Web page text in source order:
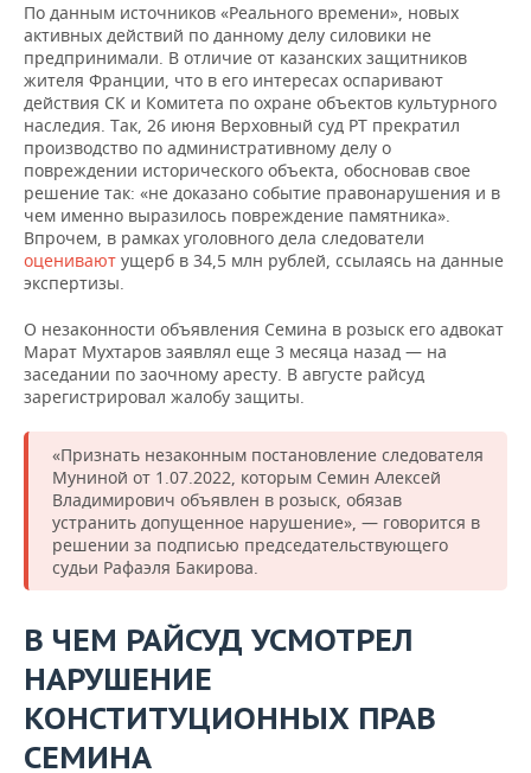
По данным источников «Реального времени», новых
активных действий по данному делу силовики не
предпринимали. В отличие от казанских защитников
жителя Франции, что в его интересах оспаривают
действия СК и Комитета по охране объектов культурного
наследия. Так, 26 июня Верховный суд РТ прекратил
производство по административному делу о
повреждении исторического объекта, обосновав свое
решение так: «не доказано событие правонарушения и в
чем именно выразилось повреждение памятника».
Впрочем, в рамках уголовного дела следователи
оценивают ущерб в 34,5 млн рублей, ссылаясь на данные
экспертизы.
О незаконности объявления Семина в розыск его адвокат
Марат Мухтаров заявлял еще 3 месяца назад — на
заседании по заочному аресту. В августе райсуд
зарегистрировал жалобу защиты.
«Признать незаконным постановление следователя
Муниной от 1.07.2022, которым Семин Алексей
Владимирович объявлен в розыск, обязав
устранить допущенное нарушение», — говорится в
решении за подписью председательствующего
судьи Рафаэля Бакирова.
В ЧЕМ РАЙСУД УСМОТРЕЛ
НАРУШЕНИЕ
КОНСТИТУЦИОННЫХ ПРАВ
СЕМИНА